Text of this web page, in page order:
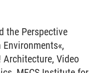
the Perspective
Architecture, Video